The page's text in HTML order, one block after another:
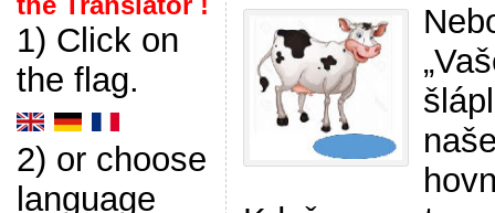
1) Click on
the flag.
2) or choose
language